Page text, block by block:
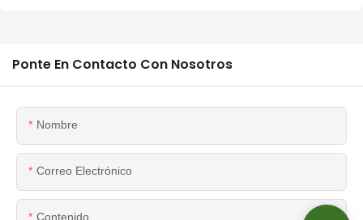
Ponte En Contacto Con Nosotros
Nombre
Correo Electrónico
Contenido